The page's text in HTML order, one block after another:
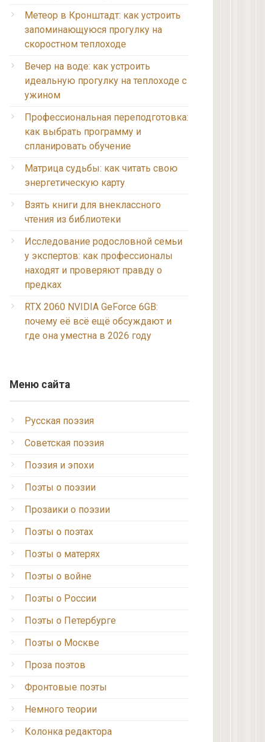
Метеор в Кронштадт: как устроить
запоминающуюся прогулку на
скоростном теплоходе
Вечер на воде: как устроить
идеальную прогулку на теплоходе с
ужином
Профессиональная переподготовка:
как выбрать программу и
спланировать обучение
Матрица судьбы: как читать свою
энергетическую карту
Взять книги для внеклассного
чтения из библиотеки
Исследование родословной семьи
у экспертов: как профессионалы
находят и проверяют правду о
предках
RTX 2060 NVIDIA GeForce 6GB:
почему её всё ещё обсуждают и
где она уместна в 2026 году
Меню сайта
Русская поэзия
Советская поэзия
Поэзия и эпохи
Поэты о поэзии
Прозаики о поэзии
Поэты о поэтах
Поэты о матерях
Поэты о войне
Поэты о России
Поэты о Петербурге
Поэты о Москве
Проза поэтов
Фронтовые поэты
Немного теории
Колонка редактора